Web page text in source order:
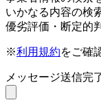
いかなる内容の検
優劣評価・断定的
※利用規約をご確
メッセージ送信完